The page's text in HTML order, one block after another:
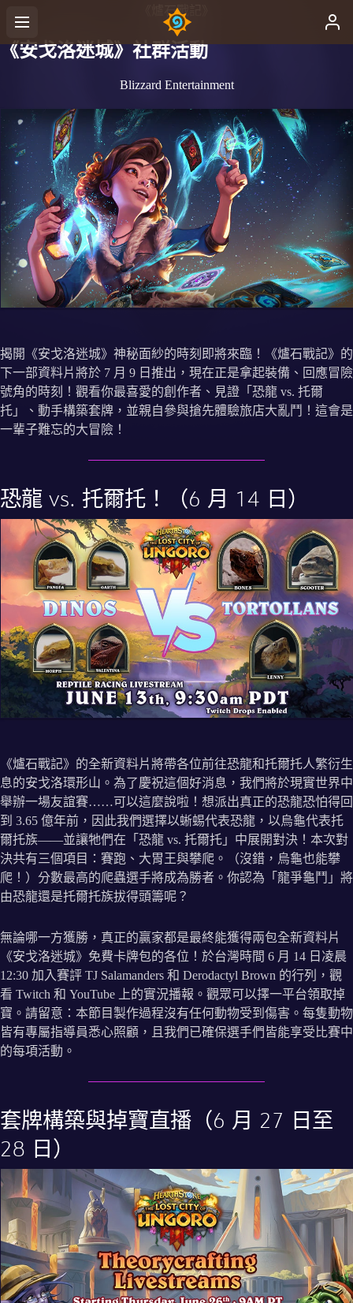
《爐石戰記》
《安戈洛迷城》社群活動
Blizzard Entertainment
揭開《安戈洛迷城》神秘面紗的時刻即將來臨！《爐石戰記》的
下一部資料片將於 7 月 9 日推出，現在正是拿起裝備、回應冒險
號角的時刻！觀看你最喜愛的創作者、見證「恐龍 vs. 托爾
托」、動手構築套牌，並親自參與搶先體驗旅店大亂鬥！這會是
一輩子難忘的大冒險！
恐龍 vs. 托爾托！（6 月 14 日）
《爐石戰記》的全新資料片將帶各位前往恐龍和托爾托人繁衍生
息的安戈洛環形山。為了慶祝這個好消息，我們將於現實世界中
舉辦一場友誼賽……可以這麼說啦！想派出真正的恐龍恐怕得回
到 3.65 億年前，因此我們選擇以蜥蜴代表恐龍，以烏龜代表托
爾托族——並讓牠們在「恐龍 vs. 托爾托」中展開對決！本次對
決共有三個項目：賽跑、大胃王與攀爬。（沒錯，烏龜也能攀
爬！）分數最高的爬蟲選手將成為勝者。你認為「龍爭龜鬥」將
由恐龍還是托爾托族拔得頭籌呢？
無論哪一方獲勝，真正的贏家都是最終能獲得兩包全新資料片
《安戈洛迷城》免費卡牌包的各位！於台灣時間 6 月 14 日凌晨
12:30 加入賽評 TJ Salamanders 和 Derodactyl Brown 的行列，觀
看 Twitch 和 YouTube 上的實況播報。觀眾可以擇一平台領取掉
寶。請留意：本節目製作過程沒有任何動物受到傷害。每隻動物
皆有專屬指導員悉心照顧，且我們已確保選手們皆能享受比賽中
的每項活動。
套牌構築與掉寶直播（6 月 27 日至
28 日）